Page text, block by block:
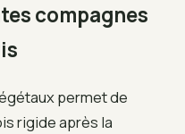
compagnes
permet de
rigide après la